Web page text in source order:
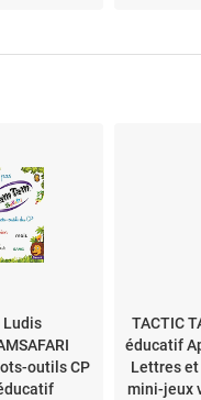
Ludis
outils CP
TACTIC
éducatif
Lettres
mini-jeux